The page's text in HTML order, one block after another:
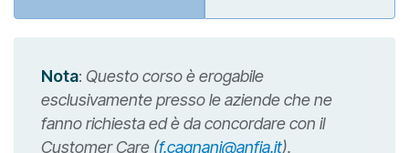
Nota: Questo corso è erogabile
esclusivamente presso le aziende che ne
fanno richiesta ed è da concordare con il
Customer Care (f.cagnani@anfia.it).